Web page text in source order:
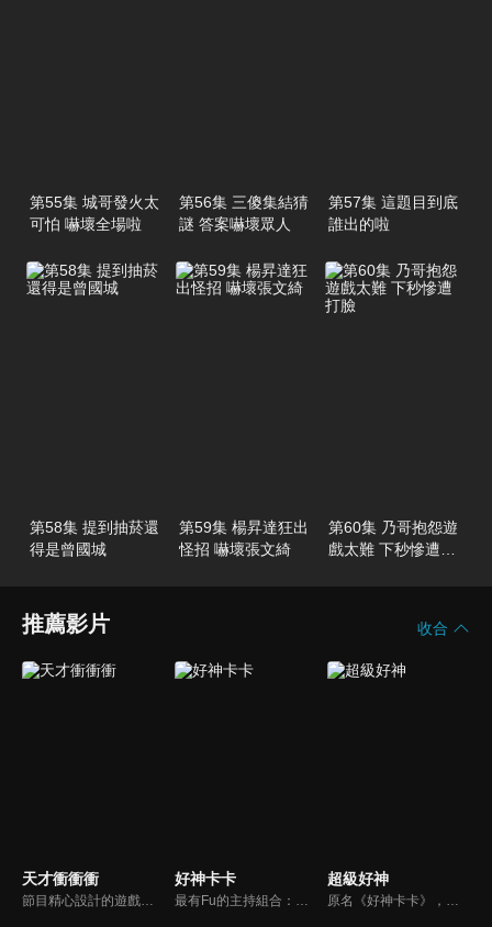
第55集 城哥發火太
可怕 嚇壞全場啦
第56集 三傻集結猜
謎 答案嚇壞眾人
第57集 這題目到底
誰出的啦
第58集 提到抽菸還
得是曾國城
第59集 楊昇達狂出
怪招 嚇壞張文綺
第60集 乃哥抱怨遊
戲太難 下秒慘遭打
推薦影片 收合
天才衝衝衝 好神卡卡 超級好神